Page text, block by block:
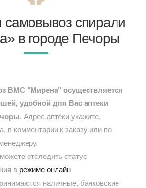
самовывоз спирали
в городе Печоры
ВМС "Мирена" осуществляется
удобной для Вас аптеки
. Адрес аптеки укажите,
в комментарии к заказу или по
отследить статус
в режиме онлайн
наличные, банковские